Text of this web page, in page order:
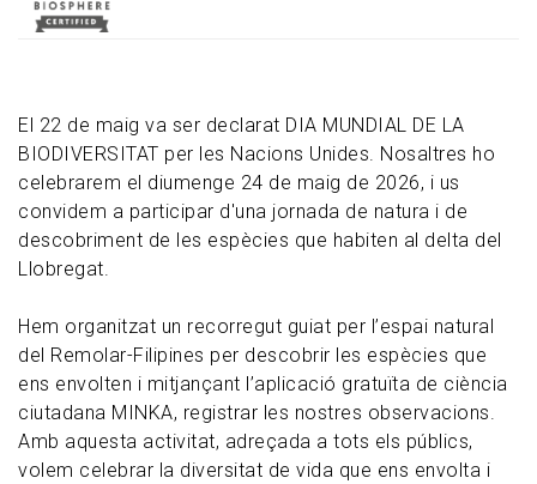
El 22 de maig va ser declarat DIA MUNDIAL DE LA
BIODIVERSITAT per les Nacions Unides. Nosaltres ho
celebrarem el diumenge 24 de maig de 2026, i us
convidem a participar d'una jornada de natura i de
descobriment de les espècies que habiten al delta del
Llobregat.
Hem organitzat un recorregut guiat per l’espai natural
del Remolar-Filipines per descobrir les espècies que
ens envolten i mitjançant l’aplicació gratuïta de ciència
ciutadana MINKA, registrar les nostres observacions.
Amb aquesta activitat, adreçada a tots els públics,
volem celebrar la diversitat de vida que ens envolta i